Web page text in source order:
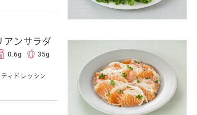
アンサラダ
0.6g 35g
ィドレッシン